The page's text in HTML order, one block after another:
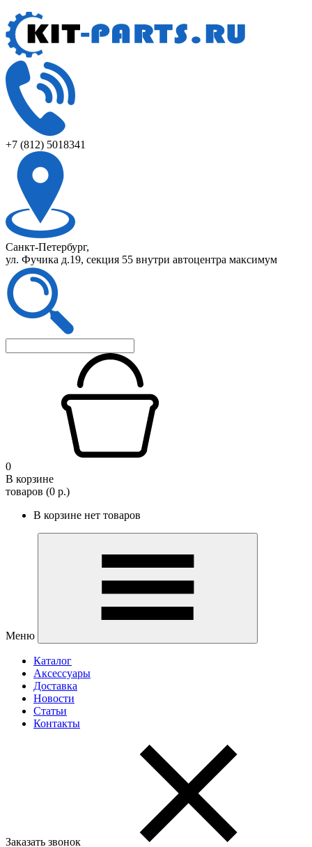
+7 (812) 5018341
Санкт-Петербург,
ул. Фучика д.19, секция 55 внутри автоцентра максимум
0
В корзине
товаров (0 р.)
В корзине нет товаров
Меню
Каталог
Аксессуары
Доставка
Новости
Статьи
Контакты
Заказать звонок